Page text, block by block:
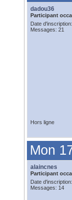
dadou36
Participant
Date
Messages: 21
Hors ligne
Mon
alaincnes
Participant
Date
Messages: 14